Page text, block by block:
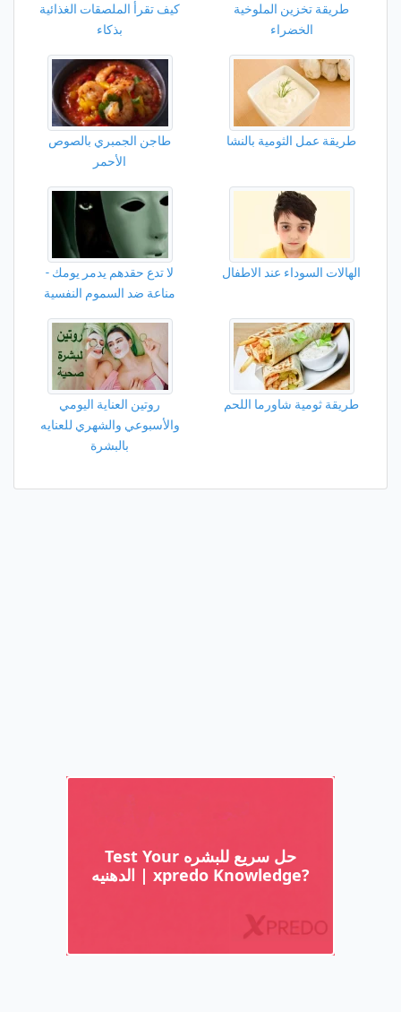
طريقة تخزين الملوخية
الخضراء
كيف تقرأ الملصقات الغذائية
بذكاء
طريقة عمل الثومية بالنشا
طاجن الجمبري بالصوص
الأحمر
الهالات السوداء عند الاطفال
لا تدع حقدهم يدمر يومك -
مناعة ضد السموم النفسية
طريقة ثومية شاورما اللحم
روتين العناية اليومي
والأسبوعي والشهري للعنايه
بالبشرة